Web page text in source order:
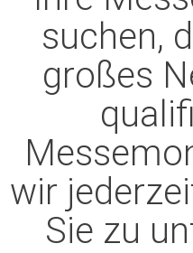
suchen,
großes
wir
Sie zu